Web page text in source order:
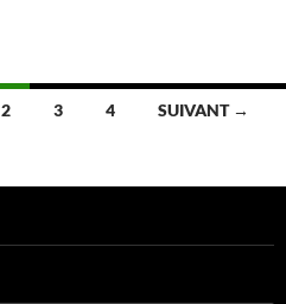
2 3 4 SUIVANT →